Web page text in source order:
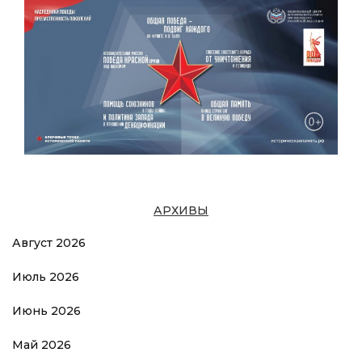
АРХИВЫ
Август 2026
Июль 2026
Июнь 2026
Май 2026